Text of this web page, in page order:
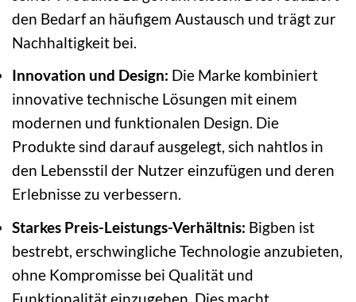
den Bedarf an häufigem Austausch und trägt zur
Nachhaltigkeit bei.
Innovation und Design: Die Marke kombiniert
innovative technische Lösungen mit einem
modernen und funktionalen Design. Die
Produkte sind darauf ausgelegt, sich nahtlos in
den Lebensstil der Nutzer einzufügen und deren
Erlebnisse zu verbessern.
Starkes Preis-Leistungs-Verhältnis: Bigben ist
bestrebt, erschwingliche Technologie anzubieten,
ohne Kompromisse bei Qualität und